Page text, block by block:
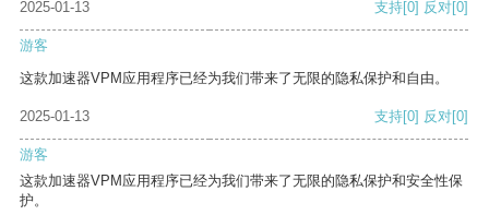
2025-01-13 支持[0] 反对[0]
游客
这款加速器VPM应用程序已经为我们带来了无限的隐私保护和自由。
2025-01-13 支持[0] 反对[0]
游客
这款加速器VPM应用程序已经为我们带来了无限的隐私保护和安全性保
护。